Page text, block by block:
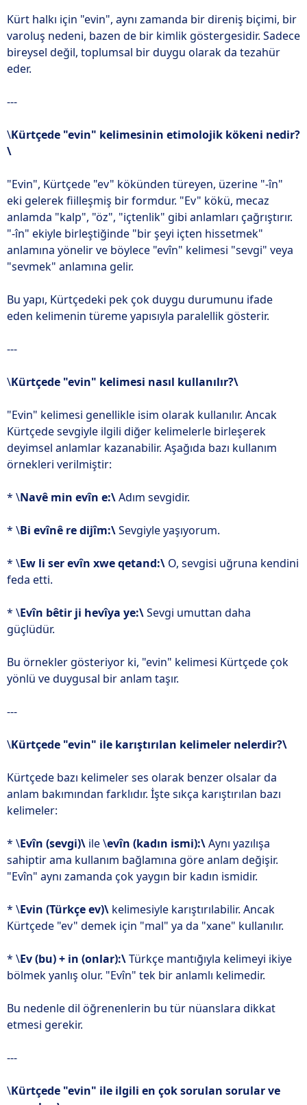
Kürt halkı için "evin", aynı zamanda bir direniş biçimi, bir
varoluş nedeni, bazen de bir kimlik göstergesidir. Sadece
bireysel değil, toplumsal bir duygu olarak da tezahür
eder.
---
\Kürtçede "evin" kelimesinin etimolojik kökeni nedir?
\
"Evin", Kürtçede "ev" kökünden türeyen, üzerine "-în"
eki gelerek fiilleşmiş bir formdur. "Ev" kökü, mecaz
anlamda "kalp", "öz", "içtenlik" gibi anlamları çağrıştırır.
"-în" ekiyle birleştiğinde "bir şeyi içten hissetmek"
anlamına yönelir ve böylece "evîn" kelimesi "sevgi" veya
"sevmek" anlamına gelir.
Bu yapı, Kürtçedeki pek çok duygu durumunu ifade
eden kelimenin türeme yapısıyla paralellik gösterir.
---
\Kürtçede "evin" kelimesi nasıl kullanılır?\
"Evin" kelimesi genellikle isim olarak kullanılır. Ancak
Kürtçede sevgiyle ilgili diğer kelimelerle birleşerek
deyimsel anlamlar kazanabilir. Aşağıda bazı kullanım
örnekleri verilmiştir:
* \Navê min evîn e:\Adım sevgidir.
* \Bi evînê re dijîm:\Sevgiyle yaşıyorum.
* \Ew li ser evîn xwe qetand:\ O, sevgisi uğruna kendini
feda etti.
* \Evîn bêtir ji hevîya ye:\Sevgi umuttan daha
güçlüdür.
Bu örnekler gösteriyor ki, "evin" kelimesi Kürtçede çok
yönlü ve duygusal bir anlam taşır.
---
\Kürtçede "evin" ile karıştırılan kelimeler nelerdir?\
Kürtçede bazı kelimeler ses olarak benzer olsalar da
anlam bakımından farklıdır. İşte sıkça karıştırılan bazı
kelimeler:
* \Evîn (sevgi)\ ile \evîn (kadın ismi):\Aynı yazılışa
sahiptir ama kullanım bağlamına göre anlam değişir.
"Evîn" aynı zamanda çok yaygın bir kadın ismidir.
* \Evin (Türkçe ev)\ kelimesiyle karıştırılabilir. Ancak
Kürtçede "ev" demek için "mal" ya da "xane" kullanılır.
* \Ev (bu) + in (onlar):\Türkçe mantığıyla kelimeyi ikiye
bölmek yanlış olur. "Evîn" tek bir anlamlı kelimedir.
Bu nedenle dil öğrenenlerin bu tür nüanslara dikkat
etmesi gerekir.
---
\Kürtçede "evin" ile ilgili en çok sorulan sorular ve